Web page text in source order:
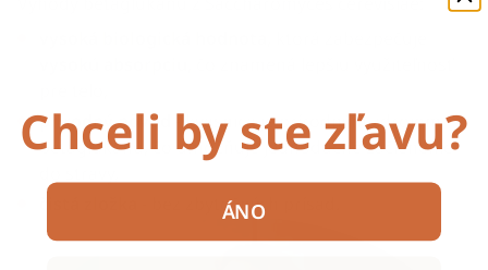
prírodný pôvod
- kvasnica je prírodným zdrojom
betaglukánu, čo umožňuje jednoduché začlenenie
- bez zbytočných prísad.
Chceli by ste zľavu?
ÁNO